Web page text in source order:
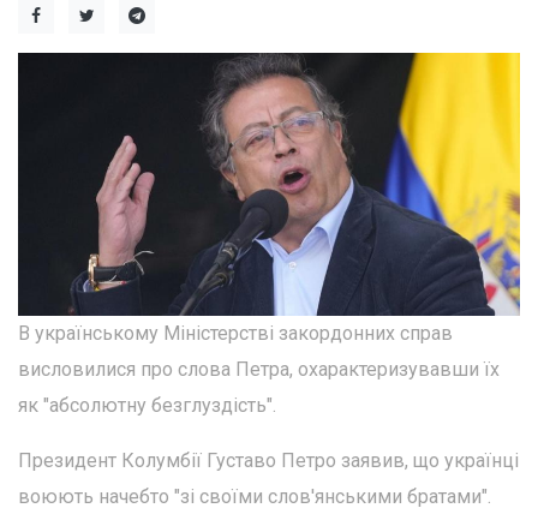
В українському Міністерстві закордонних справ
висловилися про слова Петра, охарактеризувавши їх
як "абсолютну безглуздість".
Президент Колумбії Густаво Петро заявив, що українці
воюють начебто "зі своїми слов'янськими братами".